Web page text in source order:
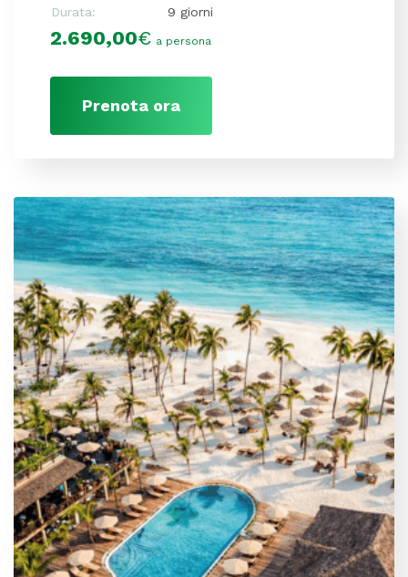
Durata:
9 giorni
2.690,00€ a persona
Prenota ora